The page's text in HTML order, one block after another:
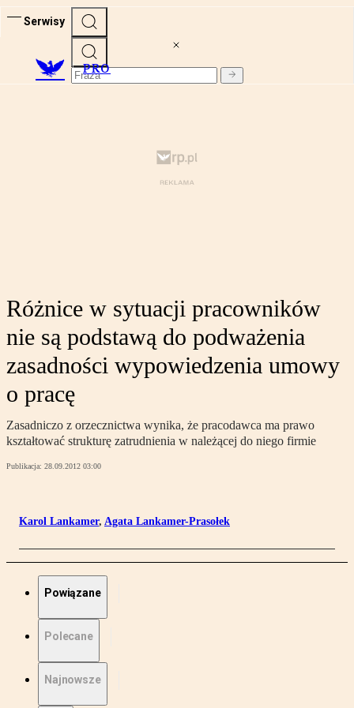
Serwisy
PRO
Różnice w sytuacji pracowników
nie są podstawą do podważenia
zasadności wypowiedzenia umowy
o pracę
Zasadniczo z orzecznictwa wynika, że pracodawca ma prawo
kształtować strukturę zatrudnienia w należącej do niego firmie
Publikacja: 28.09.2012 03:00
Karol Lankamer, Agata Lankamer-Prasołek
Powiązane
Polecane
Najnowsze